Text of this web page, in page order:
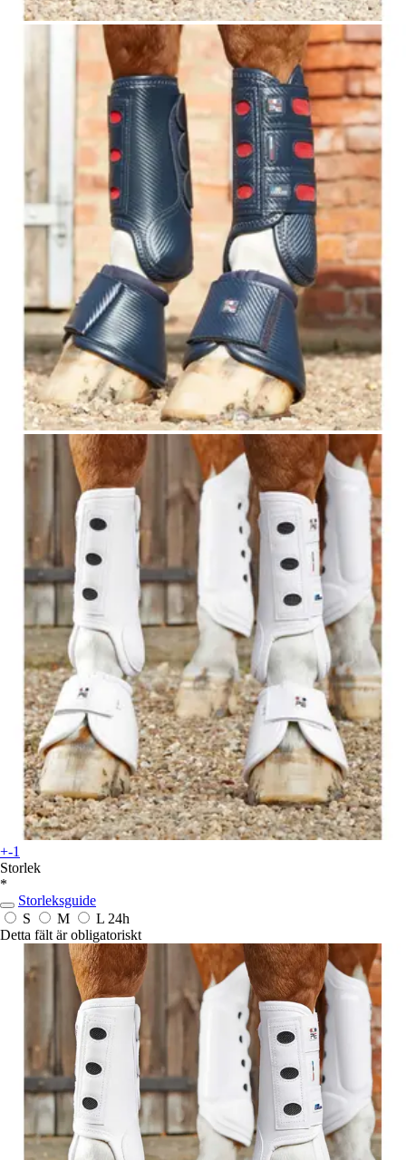
+-1
Storlek
*
Storleksguide
S
M L 24h
Detta fält är obligatoriskt